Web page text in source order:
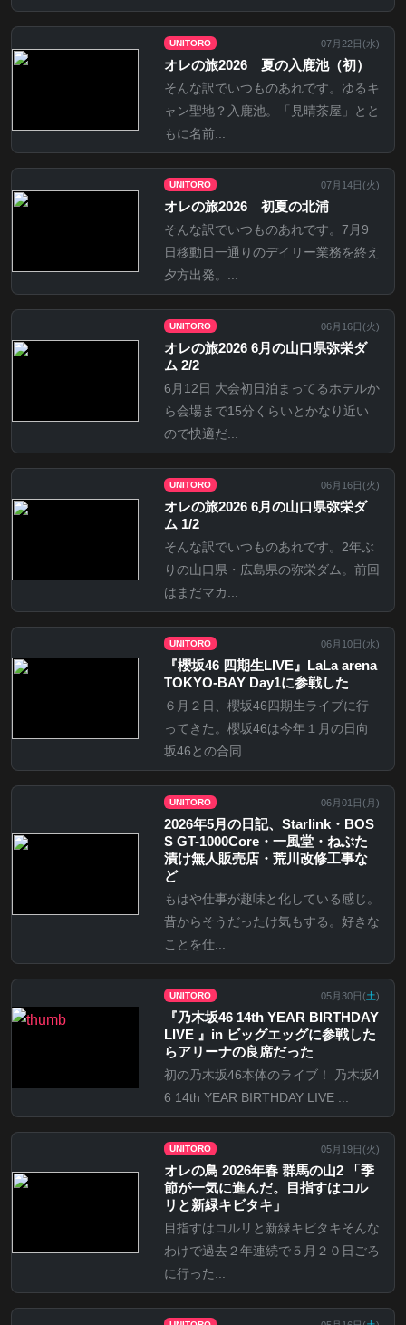
UNITORO 07月22日(水)
オレの旅2026 夏の入鹿池（初）
そんな訳でいつものあれです。ゆるキ
ャン聖地？入鹿池。「見晴茶屋」とと
もに名前...
UNITORO 07月14日(火)
オレの旅2026 初夏の北浦
そんな訳でいつものあれです。7月9
日移動日一通りのデイリー業務を終え
夕方出発。...
UNITORO 06月16日(火)
オレの旅2026 6月の山口県弥栄ダ
ム 2/2
6月12日 大会初日泊まってるホテルか
ら会場まで15分くらいとかなり近い
ので快適だ...
UNITORO 06月16日(火)
オレの旅2026 6月の山口県弥栄ダ
ム 1/2
そんな訳でいつものあれです。2年ぶ
りの山口県・広島県の弥栄ダム。前回
はまだマカ...
UNITORO 06月10日(水)
『櫻坂46 四期生LIVE』LaLa arena
TOKYO-BAY Day1に参戦した
６月２日、櫻坂46四期生ライブに行
ってきた。櫻坂46は今年１月の日向
坂46との合同...
UNITORO 06月01日( 月)
2026年5月の日記、Starlink・BOS
S GT-1000Core・一風堂・ねぶた
漬け無人販売店・荒川改修工事な
ど
もはや仕事が趣味と化している感じ。
昔からそうだったけ気もする。好きな
ことを仕...
UNITORO 05月30日(土)
『乃⽊坂46 14th YEAR BIRTHDAY
LIVE 』in ビッグエッグに参戦した
らアリーナの良席だった
初の乃木坂46本体のライブ！ 乃木坂4
6 14th YEAR BIRTHDAY LIVE ...
UNITORO 05月19日(火)
オレの鳥 2026年春 群馬の山2 「季
節が一気に進んだ。目指すはコル
リと新緑キビタキ」
目指すはコルリと新緑キビタキそんな
わけで過去２年連続で５月２０日ごろ
に行った...